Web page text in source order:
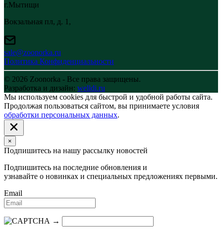
г.Мытищи
Вокзальная пл, д. 1,
sale@zoonorka.ru
Политика Конфиденциальности
© 2026 Zoonorka - Все права защищены.
Разработка и дизайн: welldi.ru
Мы используем cookies для быстрой и удобной работы сайта.
Продолжая пользоваться сайтом, вы принимаете условия
обработки персональных данных.
×
Подпишитесь на нашу рассылку новостей
Подпишитесь на последние обновления и
узнавайте о новинках и специальных предложениях первыми.
Email
→